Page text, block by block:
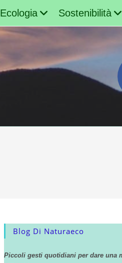
Ecologia Sostenibilità
Blog Di Naturaeco
Piccoli gesti quotidiani per dare una